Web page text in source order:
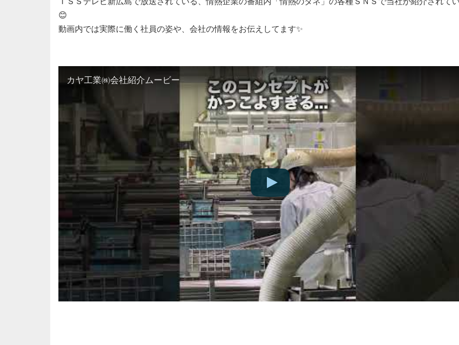
😊
動画内では実際に働く社員の姿や、会社の情報をお伝えしてます✨
カヤ工業㈱会社紹介ムービー